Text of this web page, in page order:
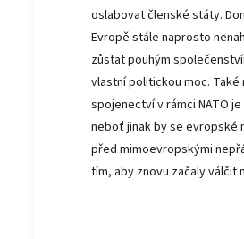
oslabovat členské státy.
Evropě stále naprosto
zůstat pouhým
vlastní politickou moc.
spojenectví v rámci NATO
neboť jinak by se evropské
před mimoevropskými
tím, aby znovu začaly válčit